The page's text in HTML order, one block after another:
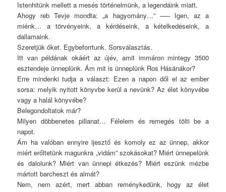
Istenhitünk mellett a mesés történelmünk, a legendáink miatt.
Ahogy reb Tevje mondta: „a hagyomány…” —– Igen, az a
miénk… a törvényeink, a kérdéseink, a kételkedéseink, a
dallamaink.
Szeretjük őket. Egybeforrtunk. Sorsválasztás.
Itt van példának okáért az újév, amit immáron mintegy 3500
esztendeje ünneplünk. Ám mit is ünneplünk Ros Hásánákor?
Erre mindenki tudja a választ: Ezen a napon dől el az ember
sorsa: melyik nyitott könyvbe kerül a nevünk? Az élet könyvébe
vagy a halál könyvébe?
Belegondoltatok már?
Milyen döbbenetes pillanat… Félelem és remegés tölti be a
napot.
Ám ha valóban ennyire ijesztő és komoly ez az ünnep, akkor
miért erőltetünk magunkra „vidám” szokásokat? Miért ünnepelünk
és dalolunk? Miért van ünnepi étkezés? Miért eszünk mézbe
mártott barcheszt és almát?
Nem, nem azért, mert abban reménykedünk, hogy az élet